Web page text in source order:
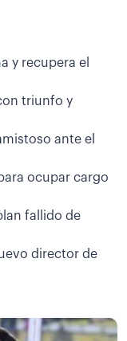
y recupera el
triunfo y
ante el
ocupar cargo
fallido de
director de